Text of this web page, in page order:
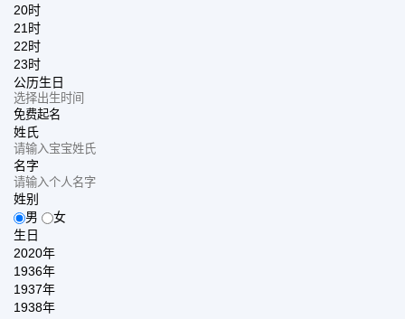
20时
21时
22时
23时
公历生日
免费起名
姓氏
名字
姓别
男
女
生日
2020年
1936年
1937年
1938年